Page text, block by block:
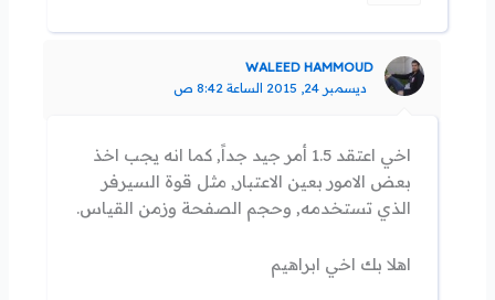
WALEED HAMMOUD
ديسمبر 24, 2015 الساعة 8:42 ص
اخي اعتقد 1.5 أمر جيد جداً, كما انه يجب اخذ
بعض الامور بعين الاعتبار, مثل قوة السيرفر
الذي تستخدمه, وحجم الصفحة وزمن القياس.
اهلا بك اخي ابراهيم